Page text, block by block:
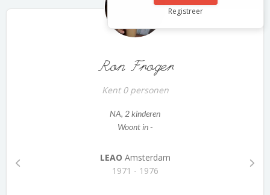
Registreer
Ron Froger
Kent 0 personen
NA, 2 kinderen
Woont in -
LEAO Amsterdam
1971 - 1976